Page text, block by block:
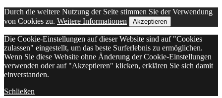
Durch die weitere Nutzung der Seite stimmen Sie der Verwendung
von Cookies zu. Weitere Informationen Akzeptieren
Die Cookie-Einstellungen auf dieser Website sind auf "Cookies
zulassen" eingestellt, um das beste Surferlebnis zu ermöglichen.
Wenn Sie diese Website ohne Änderung der Cookie-Einstellungen
verwenden oder auf "Akzeptieren" klicken, erklären Sie sich damit
einverstanden.
Schließen